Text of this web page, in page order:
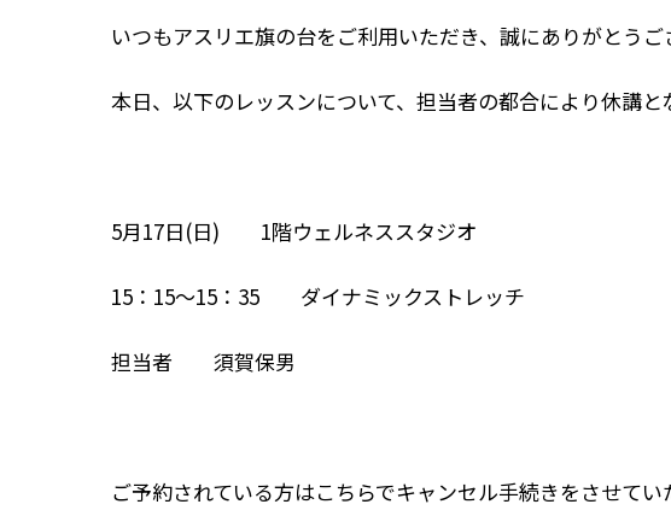
いつもアスリエ旗の台をご利用いただき、誠にありがとうご
本日、以下のレッスンについて、担当者の都合により休講と
5月17日(日) 1階ウェルネススタジオ
15：15～15：35 ダイナミックストレッチ
担当者 須賀保男
ご予約されている方はこちらでキャンセル手続きをさせてい